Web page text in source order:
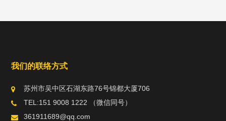
我们的联络方式
苏州市吴中区石湖东路76号锦都大厦706
TEL:151 9008 1222 （微信同号）
361911689@qq.com